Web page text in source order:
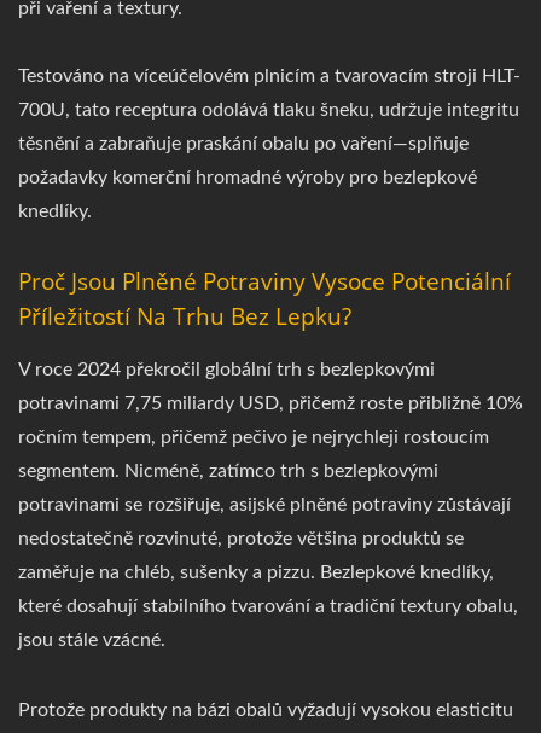
při vaření a textury.
Testováno na víceúčelovém plnicím a tvarovacím stroji HLT-
700U, tato receptura odolává tlaku šneku, udržuje integritu
těsnění a zabraňuje praskání obalu po vaření—splňuje
požadavky komerční hromadné výroby pro bezlepkové
knedlíky.
Proč Jsou Plněné Potraviny Vysoce Potenciální
Příležitostí Na Trhu Bez Lepku?
V roce 2024 překročil globální trh s bezlepkovými
potravinami 7,75 miliardy USD, přičemž roste přibližně 10%
ročním tempem, přičemž pečivo je nejrychleji rostoucím
segmentem. Nicméně, zatímco trh s bezlepkovými
potravinami se rozšiřuje, asijské plněné potraviny zůstávají
nedostatečně rozvinuté, protože většina produktů se
zaměřuje na chléb, sušenky a pizzu. Bezlepkové knedlíky,
které dosahují stabilního tvarování a tradiční textury obalu,
jsou stále vzácné.
Protože produkty na bázi obalů vyžadují vysokou elasticitu